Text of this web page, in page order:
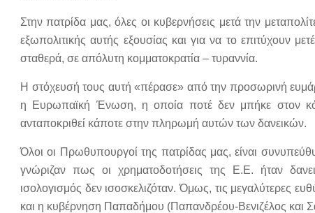
Στην πατρίδα μας, όλες οι κυβερνήσεις μετά την
εξωπολιτικής αυτής εξουσίας και για να το επιτύχουν
σταθερά, σε απόλυτη κομματοκρατία – τυραννία.
Η στόχευσή τους αυτή «πέρασε» από την προσωρινή
η Ευρωπαϊκή Ένωση, η οποία ποτέ δεν μπήκε στον
ανταποκριθεί κάποτε στην πληρωμή αυτών των δανεικών.
Όλοι οι Πρωθυπουργοί της πατρίδας μας, είναι
γνώριζαν πως οι χρηματοδοτήσεις της Ε.Ε. ήταν
ισολογισμός δεν ισοσκελιζόταν. Όμως, τις μεγαλύτερες
και η κυβέρνηση Παπαδήμου (Παπανδρέου-Βενιζέλος και